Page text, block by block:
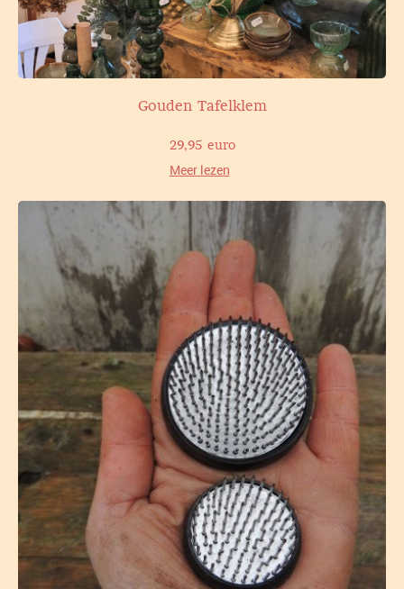
Gouden Tafelklem
29,95 euro
Meer lezen